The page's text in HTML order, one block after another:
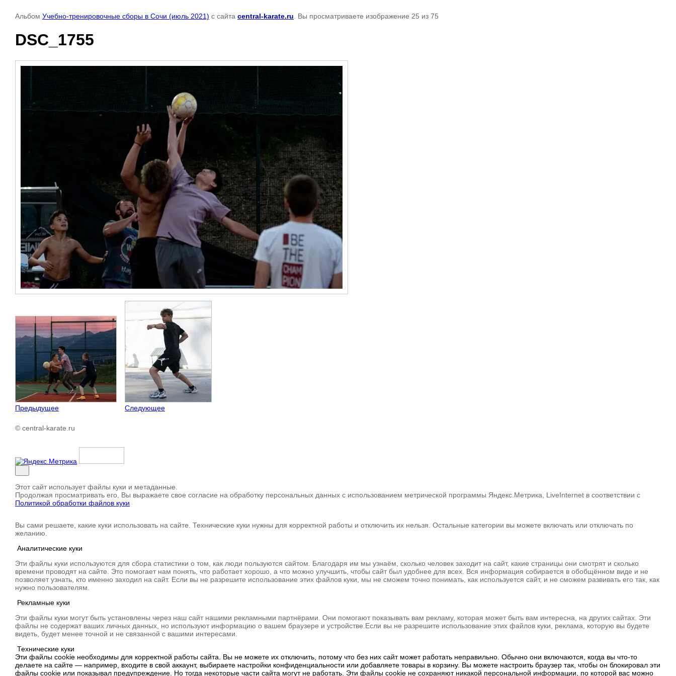
Альбом Учебно-тренировочные сборы в Сочи (июль 2021) с сайта central-karate.ru . Вы просматриваете изображение 25 из 75
DSC_1755
Предыдущее Следующее
© central-karate.ru
Этот сайт использует файлы куки и метаданные.
Продолжая просматривать его, Вы выражаете свое согласие на обработку персональных данных с использованием метрической программы Яндекс.Метрика, LiveInternet в соответствии с
Политикой обработки файлов куки
Вы сами решаете, какие куки использовать на сайте. Технические куки нужны для корректной работы и отключить их нельзя. Остальные категории вы можете включать или отключать по
желанию.
Аналитические куки
Эти файлы куки используются для сбора статистики о том, как люди пользуются сайтом. Благодаря им мы узнаём, сколько человек заходит на сайт, какие страницы они смотрят и сколько
времени проводят на сайте. Это помогает нам понять, что работает хорошо, а что можно улучшить, чтобы сайт был удобнее для всех. Вся информация собирается в обобщённом виде и не
позволяет узнать, кто именно заходил на сайт. Если вы не разрешите использование этих файлов куки, мы не сможем точно понимать, как используется сайт, и не сможем развивать его так, как
нужно пользователям.
Рекламные куки
Эти файлы куки могут быть установлены через наш сайт нашими рекламными партнёрами. Они помогают показывать вам рекламу, которая может быть вам интересна, на других сайтах. Эти
файлы не содержат ваших личных данных, но используют информацию о вашем браузере и устройстве.Если вы не разрешите использование этих файлов куки, реклама, которую вы будете
видеть, будет менее точной и не связанной с вашими интересами.
Технические куки
Эти файлы cookie необходимы для корректной работы сайта. Вы не можете их отключить, потому что без них сайт может работать неправильно. Обычно они включаются, когда вы что-то
делаете на сайте — например, входите в свой аккаунт, выбираете настройки конфиденциальности или добавляете товары в корзину. Вы можете настроить браузер так, чтобы он блокировал эти
файлы cookie или показывал предупреждение. Но тогда некоторые части сайта могут не работать. Эти файлы cookie не сохраняют никакой персональной информации, по которой вас можно